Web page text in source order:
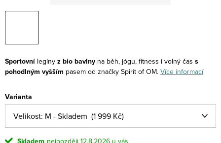
Sportovní legíny z bio bavlny na běh, jógu, fitness i volný čas s
pohodlným vyšším pasem od značky Spirit of OM. Více informací
Varianta